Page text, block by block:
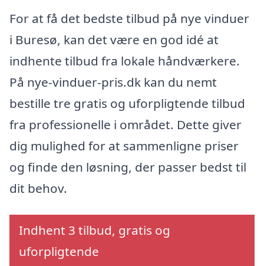
For at få det bedste tilbud på nye vinduer
i Buresø, kan det være en god idé at
indhente tilbud fra lokale håndværkere.
På nye-vinduer-pris.dk kan du nemt
bestille tre gratis og uforpligtende tilbud
fra professionelle i området. Dette giver
dig mulighed for at sammenligne priser
og finde den løsning, der passer bedst til
dit behov.
Indhent 3 tilbud, gratis og
uforpligtende